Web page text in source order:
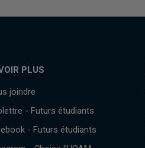
PLUS
joindre
- Futurs étudiants
- Futurs étudiants